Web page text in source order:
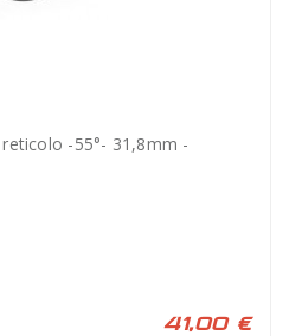
-55°- 31,8mm -
41,00 €